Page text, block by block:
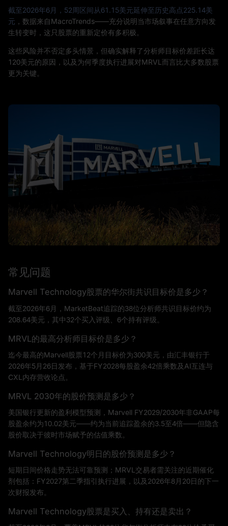
截至2026年6月，52周区间从61.15美元延伸至历史高点225.14美
元 ，数据来自MacroTrends——充分说明当市场叙事在任意方向发
生转变时，这只股票的重新定价有多积极。
这些风险并不否定多头情景，但确实解释了分析师目标价差距长达
120美元的原因，以及为何季度执行进展对MRVL而言比大多数股票
更为关键。
常见问题
Marvell Technology股票的华尔街共识目标价是多少？
截至2026年6月，MarketBeat追踪的38位分析师共识目标价约为
208.64美元，其中32个买入评级、6个持有评级。
MRVL的最高分析师目标价是多少？
迄今最高的Marvell股票12个月目标价为300美元，由汇丰银行于
2026年5月26日发布，基于FY2028每股盈余42倍乘数及AI互连与
CXL内存营收论点。
MRVL 2030年的股价预测是多少？
美国银行更新的盈利模型预测，Marvell FY2029/2030年非GAAP每
股盈余约为10.02美元——约为当前追踪盈余的3.5至4倍——但隐含
股价取决于彼时市场赋予的估值乘数。
Marvell Technology明日的股价预测是多少？
短期日间价格走势无法可靠预测；MRVL交易者需关注的近期催化
剂包括：FY2027第二季指引执行进展，以及2026年8月20日的下一
次财报发布。
Marvell Technology股票是买入、持有还是卖出？